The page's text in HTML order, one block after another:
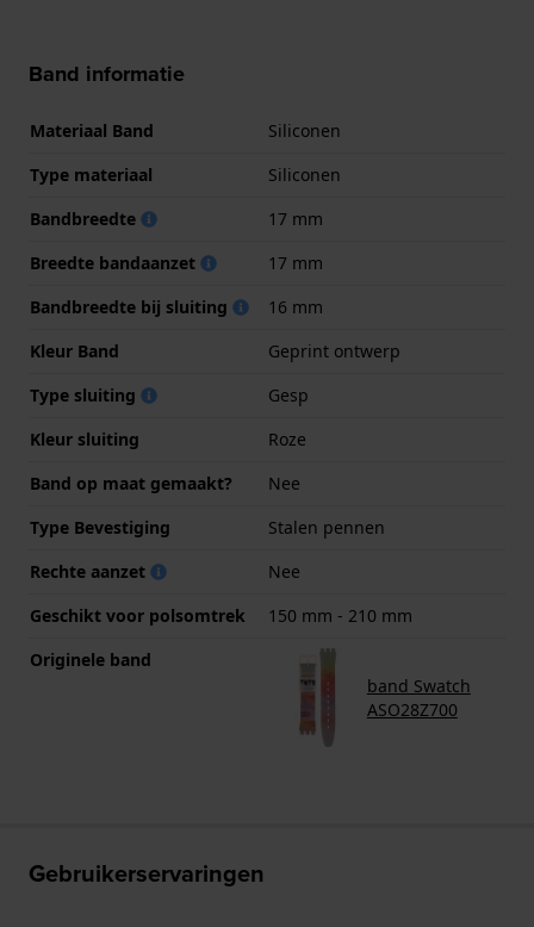
Band informatie
Materiaal Band
Siliconen
Type materiaal
Siliconen
Bandbreedte
17 mm
Breedte bandaanzet
17 mm
Bandbreedte bij sluiting
16 mm
Kleur Band
Geprint ontwerp
Type sluiting
Gesp
Kleur sluiting
Roze
Band op maat gemaakt?
Nee
Type Bevestiging
Stalen pennen
Rechte aanzet
Nee
Geschikt voor polsomtrek
150 mm - 210 mm
Originele band
band Swatch
ASO28Z700
Gebruikerservaringen